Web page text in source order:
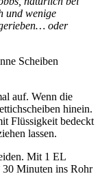
und wenige
oder
Scheiben
auf. Wenn die
hinein.
Flüssigkeit bedeckt
lassen.
Mit 1 EL
30 Minuten ins Rohr